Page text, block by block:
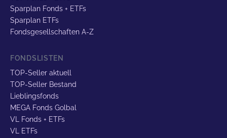
Sparplan Fonds + ETFs
Sparplan ETFs
Fondsgesellschaften A-Z
FONDSLISTEN
TOP-Seller aktuell
TOP-Seller Bestand
Lieblingsfonds
MEGA Fonds Golbal
VL Fonds + ETFs
VL ETFs